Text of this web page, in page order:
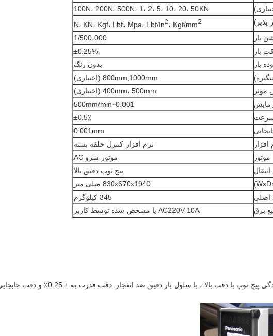
100N، 200N، 500N، 1، 2، 5، 10، 20، 50KN
پذیر)
N، KN، Kgf، Lbf، Mpa، Lbf/In2، Kgf/mm2
بار
1/500،000
بار
±0.25%
بار
بدون رنگ
800mm,1000mm (اختیاری)
400mm، 500mm (اختیاری)
0.001~500mm/min
±0.5٪
0.001mm
افزار
نرم افزار کنترل حلقه بسته
موتور
موتور سرو AC
پیچ توپ دقیق بالا
830x670x1940 میلی متر
اصلی
345 کیلوگرم
برق
AC220V 10A یا مشخص شده توسط کاربر